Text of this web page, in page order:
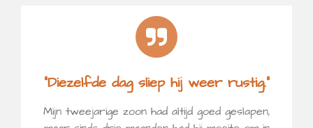
“Diezelfde dag sliep hij weer rustig.”
Mijn tweejarige zoon had altijd goed geslapen,